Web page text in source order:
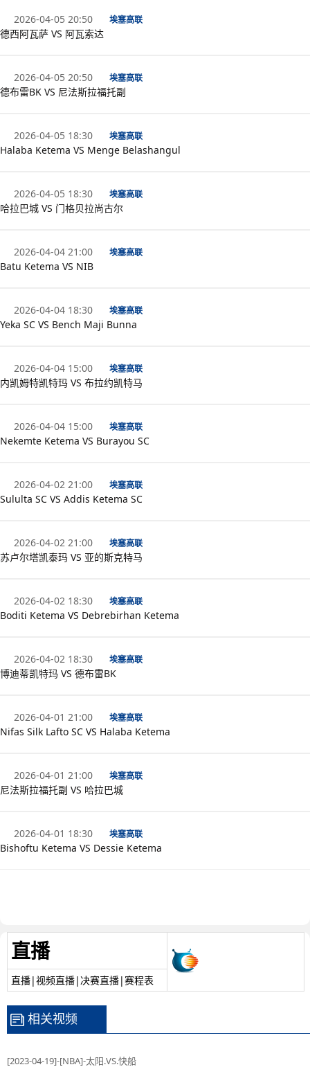
2026-04-05 20:50 埃塞高联
德西阿瓦萨 VS 阿瓦索达
2026-04-05 20:50 埃塞高联
德布雷BK VS 尼法斯拉福托副
2026-04-05 18:30 埃塞高联
Halaba Ketema VS Menge Belashangul
2026-04-05 18:30 埃塞高联
哈拉巴城 VS 门格贝拉尚古尔
2026-04-04 21:00 埃塞高联
Batu Ketema VS NIB
2026-04-04 18:30 埃塞高联
Yeka SC VS Bench Maji Bunna
2026-04-04 15:00 埃塞高联
内凯姆特凯特玛 VS 布拉约凯特马
2026-04-04 15:00 埃塞高联
Nekemte Ketema VS Burayou SC
2026-04-02 21:00 埃塞高联
Sululta SC VS Addis Ketema SC
2026-04-02 21:00 埃塞高联
苏卢尔塔凯泰玛 VS 亚的斯克特马
2026-04-02 18:30 埃塞高联
Boditi Ketema VS Debrebirhan Ketema
2026-04-02 18:30 埃塞高联
博迪蒂凯特玛 VS 德布雷BK
2026-04-01 21:00 埃塞高联
Nifas Silk Lafto SC VS Halaba Ketema
2026-04-01 21:00 埃塞高联
尼法斯拉福托副 VS 哈拉巴城
2026-04-01 18:30 埃塞高联
Bishoftu Ketema VS Dessie Ketema
直播
直播|视频直播|决赛直播|赛程表
相关视频
[2023-04-19]-[NBA]-太阳.VS.快船